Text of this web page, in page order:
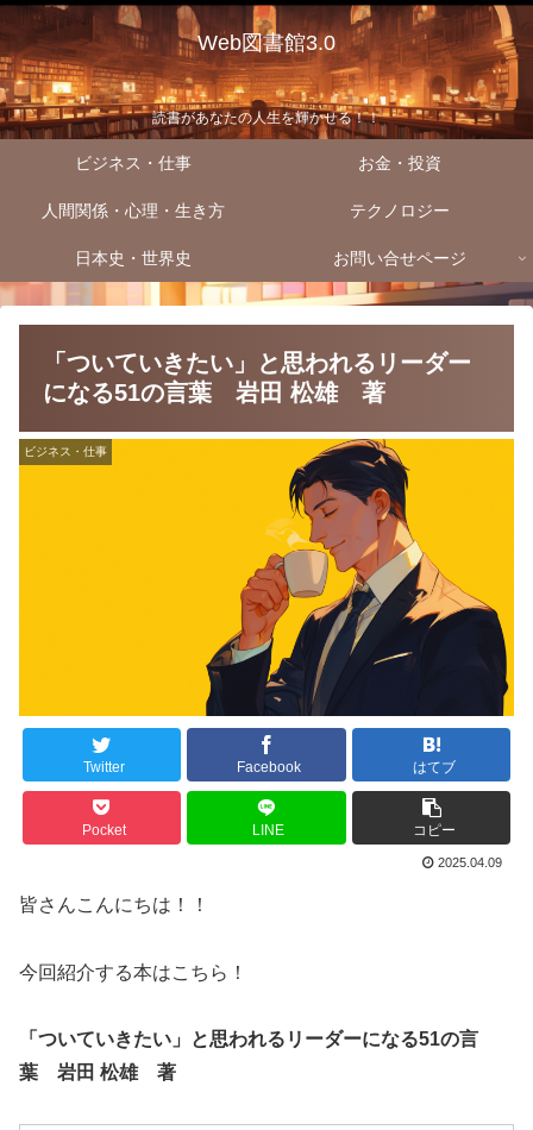
Web図書館3.0
読書があなたの人生を輝かせる！！
ビジネス・仕事 お金・投資
人間関係・心理・生き方 テクノロジー
日本史・世界史 お問い合せページ
「ついていきたい」と思われるリーダー
になる51の言葉 岩田 松雄 著
ビジネス・仕事
Twitter Facebook はてブ
Pocket LINE コピー
2025.04.09
皆さんこんにちは！！
今回紹介する本はこちら！
「ついていきたい」と思われるリーダーになる51の言
葉 岩田 松雄 著